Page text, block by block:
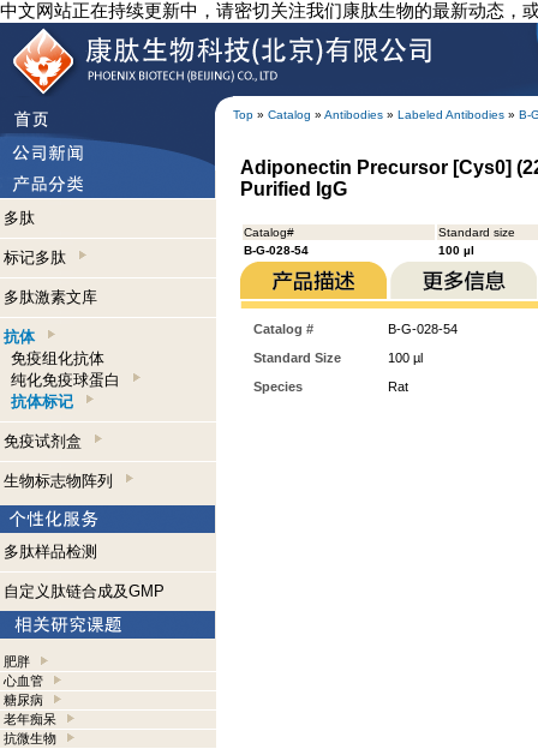
中文网站正在持续更新中，请密切关注我们康肽生物的最新动态，
Top » Catalog » Antibodies » Labeled Antibodies » B-
多肽
标记多肽
多肽激素文库
抗体
免疫组化抗体
纯化免疫球蛋白
抗体标记
免疫试剂盒
生物标志物阵列
多肽样品检测
自定义肽链合成及GMP
肥胖
心血管
糖尿病
老年痴呆
抗微生物
Adiponectin Precursor [Cys0]
Purified IgG
Catalog#
Standard size
B-G-028-54
100 µl
Catalog #
B-G-028-54
Standard Size
100 µl
Species
Rat